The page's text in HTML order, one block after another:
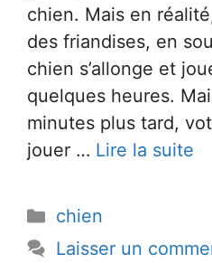
chien. Mais en
des friandises, en
chien s’allonge et
quelques heures.
minutes plus tard,
jouer … Lire la suite
Catégories
chien
Laisser un